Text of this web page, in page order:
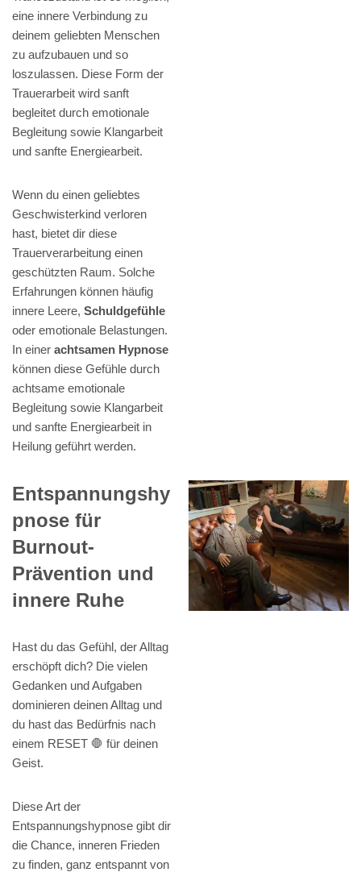
eine innere Verbindung zu
deinem geliebten Menschen
zu aufzubauen und so
loszulassen. Diese Form der
Trauerarbeit wird sanft
begleitet durch emotionale
Begleitung sowie Klangarbeit
und sanfte Energiearbeit.
Wenn du einen geliebtes
Geschwisterkind verloren
hast, bietet dir diese
Trauerverarbeitung einen
geschützten Raum. Solche
Erfahrungen können häufig
innere Leere, Schuldgefühle
oder emotionale Belastungen.
In einer achtsamen Hypnose
können diese Gefühle durch
achtsame emotionale
Begleitung sowie Klangarbeit
und sanfte Energiearbeit in
Heilung geführt werden.
Entspannungshy
pnose für
Burnout-
Prävention und
innere Ruhe
Hast du das Gefühl, der Alltag
erschöpft dich? Die vielen
Gedanken und Aufgaben
dominieren deinen Alltag und
du hast das Bedürfnis nach
einem RESET 🛑 für deinen
Geist.
Diese Art der
Entspannungshypnose gibt dir
die Chance, inneren Frieden
zu finden, ganz entspannt von